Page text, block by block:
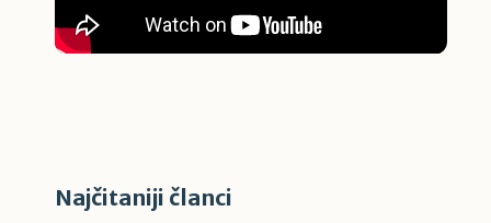
Najčitaniji članci